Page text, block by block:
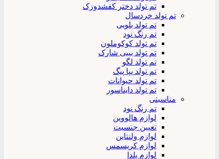
تم تولد دختر کفشدوزک
تم تولد خردسال
تم تولد بلویی
تم رنگ نود
تم تولد کوکوملون
تم تولد بیبی شارک
تم تولد لگو
تم تولد پپا پیگ
تم تولد حیوانات
تم تولد دایناسور
مناسبتی
تم رنگ نود
لوازم هالووین
تعیین جنسیت
لوازم ولنتاین
لوازم کریسمس
لوازم یلدا